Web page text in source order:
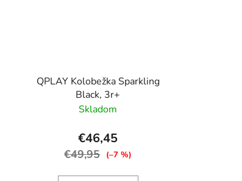
QPLAY Kolobežka Sparkling
Black, 3r+
Skladom
€46,45
€49,95 (–7 %)